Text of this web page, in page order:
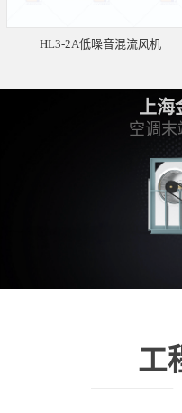
HL3-2A低噪音混流风机
上海
空调末
工